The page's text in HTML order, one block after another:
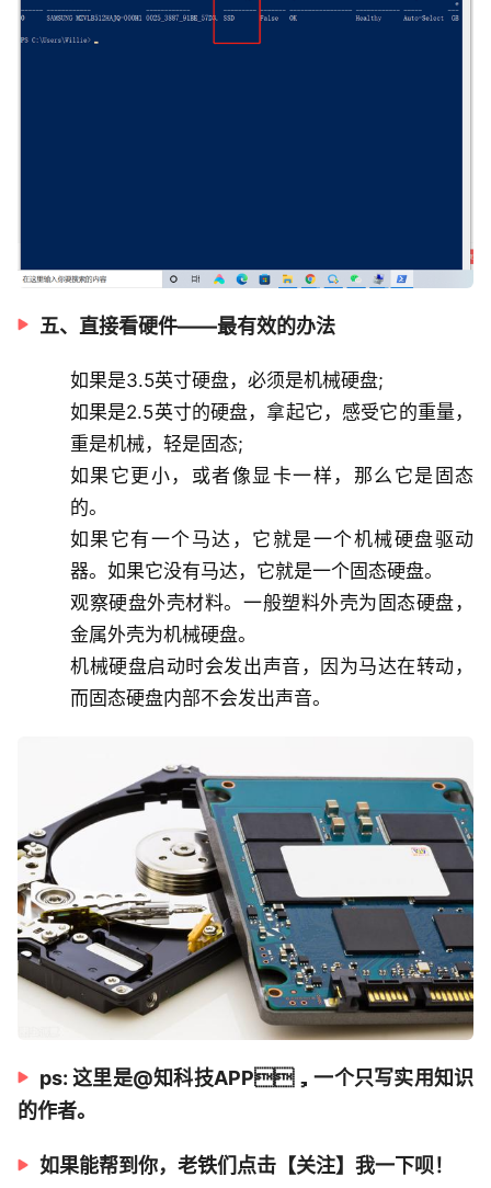
五、直接看硬件——最有效的办法
如果是3.5英寸硬盘，必须是机械硬盘;
如果是2.5英寸的硬盘，拿起它，感受它的重量，
重是机械，轻是固态;
如果它更小，或者像显卡一样，那么它是固态
的。
如果它有一个马达，它就是一个机械硬盘驱动
器。如果它没有马达，它就是一个固态硬盘。
观察硬盘外壳材料。一般塑料外壳为固态硬盘，
金属外壳为机械硬盘。
机械硬盘启动时会发出声音，因为马达在转动，
而固态硬盘内部不会发出声音。
ps: 这里是@知科技APP，一个只写实用知识
的作者。
如果能帮到你，老铁们点击【关注】我一下呗！